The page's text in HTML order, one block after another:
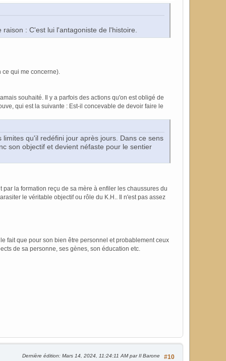
: C'est lui l'antagoniste de l'histoire.
ce qui me concerne).
souhaité. Il y a parfois des actions qu'on est obligé de
qui est la suivante : Est-il concevable de devoir faire le
qu'il redéfini jour après jours. Dans ce sens
son objectif et devient néfaste pour le sentier
la formation reçu de sa mère à enfiler les chaussures du
le véritable objectif ou rôle du K.H.. Il n'est pas assez
fait que pour son bien être personnel et probablement ceux
de sa personne, ses gènes, son éducation etc.
#10
Dernière édition: Mars 14, 2024, 11:24:11 AM par Il Barone